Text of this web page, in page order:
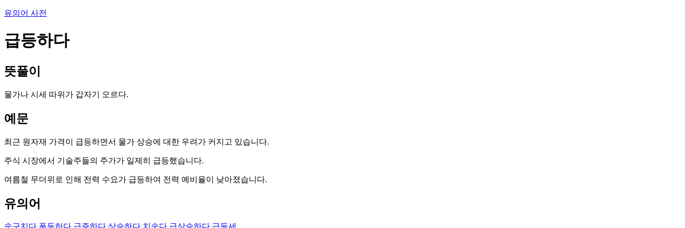
유의어 사전
급등하다
뜻풀이
물가나 시세 따위가 갑자기 오르다.
예문
최근 원자재 가격이 급등하면서 물가 상승에 대한 우려가 커지고 있습니다.
주식 시장에서 기술주들의 주가가 일제히 급등했습니다.
여름철 무더위로 인해 전력 수요가 급등하여 전력 예비율이 낮아졌습니다.
유의어